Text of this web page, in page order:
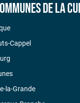
de la
Cappel
la-Grande